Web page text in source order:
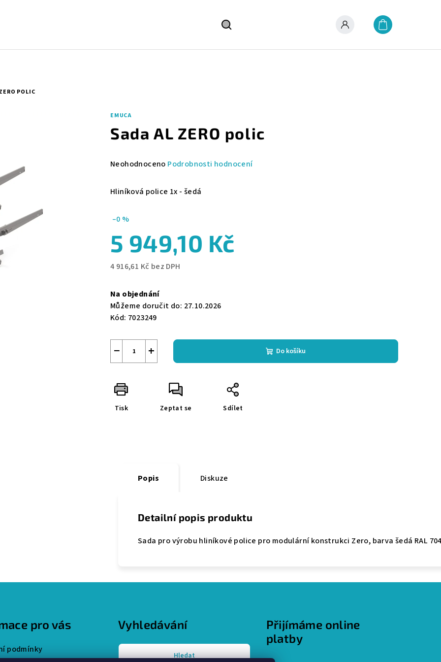
Přihlášení
POLIC
EMUCA
Sada AL ZERO polic
Průměrné
produktu
z
5
hvězdiček.
Neohodnoceno Podrobnosti hodnocení
Hliníková police 1x - šedá
–0 %
5 949,10 Kč
4 916,61 Kč bez DPH
cena:
Na objednání
Můžeme doručit do: 27.10.2026
Kód: 7023249
+
− Do košíku
Tisk Zeptat se Sdílet
Popis Diskuze
Detailní popis produktu
Sada pro výrobu hliníkové police pro modulární konstrukci Zero, barva šedá RAL
pro vás
podmínky
Vyhledávání
Hledat
Přijímáme online
platby